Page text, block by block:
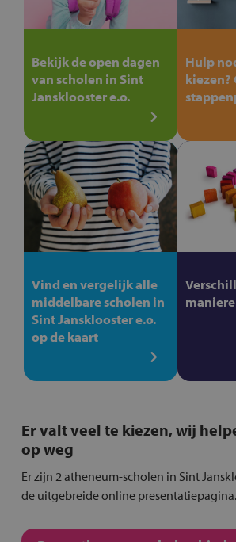
Bekijk de open dagen
van scholen in Sint
Jansklooster e.o.
Hulp
kiezen?
Vind en vergelijk alle
middelbare scholen in
Sint Jansklooster e.o.
op de kaart
Er valt veel te kiezen, wij
op weg
Er zijn 2 atheneum-scholen in Sint
de uitgebreide online presentatiepagina.